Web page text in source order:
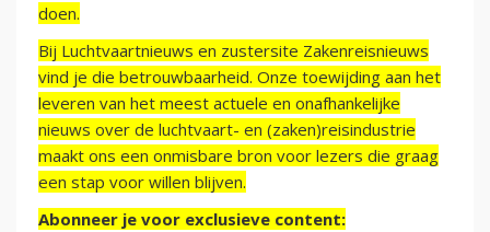
doen.
Bij Luchtvaartnieuws en zustersite Zakenreisnieuws
vind je die betrouwbaarheid. Onze toewijding aan het
leveren van het meest actuele en onafhankelijke
nieuws over de luchtvaart- en (zaken)reisindustrie
maakt ons een onmisbare bron voor lezers die graag
een stap voor willen blijven.
Abonneer je voor exclusieve content: